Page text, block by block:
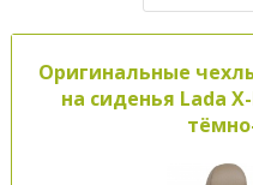
Оригинальные
на сиденья Lada